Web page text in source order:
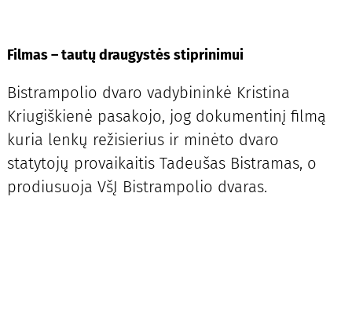
Filmas – tautų draugystės stiprinimui
Bistrampolio dvaro vadybininkė Kristina
Kriugiškienė pasakojo, jog dokumentinį filmą
kuria lenkų režisierius ir minėto dvaro
statytojų provaikaitis Tadeušas Bistramas, o
prodiusuoja VšĮ Bistrampolio dvaras.